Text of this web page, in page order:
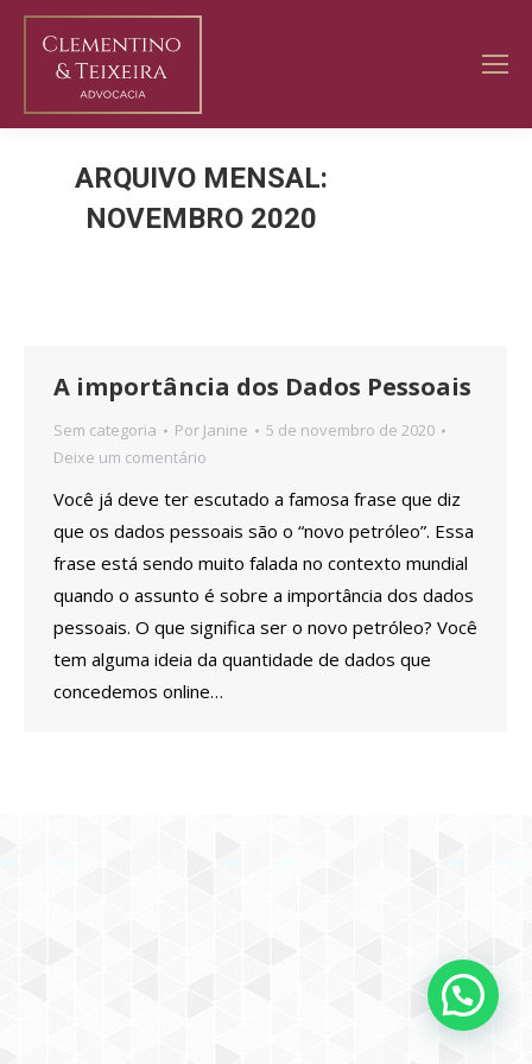
ARQUIVO MENSAL:
NOVEMBRO 2020
A importância dos Dados Pessoais
Sem categoria Por Janine
5 de novembro de 2020
Deixe um comentário
Você já deve ter escutado a famosa frase que diz
que os dados pessoais são o “novo petróleo”. Essa
frase está sendo muito falada no contexto mundial
quando o assunto é sobre a importância dos dados
pessoais. O que significa ser o novo petróleo? Você
tem alguma ideia da quantidade de dados que
concedemos online…